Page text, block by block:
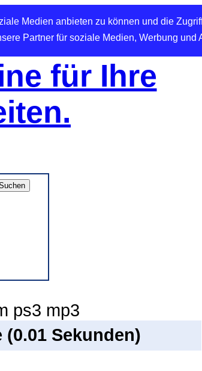
Medien anbieten zu können und die
Partner für soziale Medien, Werbung und
für Ihre
ps3 mp3
Sekunden)